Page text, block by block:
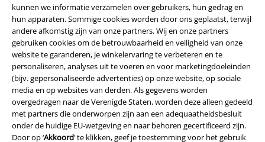
kunnen we informatie verzamelen over gebruikers, hun gedrag en
hun apparaten. Sommige cookies worden door ons geplaatst, terwijl
andere afkomstig zijn van onze partners. Wij en onze partners
gebruiken cookies om de betrouwbaarheid en veiligheid van onze
website te garanderen, je winkelervaring te verbeteren en te
personaliseren, analyses uit te voeren en voor marketingdoeleinden
(bijv. gepersonaliseerde advertenties) op onze website, op sociale
media en op websites van derden. Als gegevens worden
overgedragen naar de Verenigde Staten, worden deze alleen gedeeld
met partners die onderworpen zijn aan een adequaatheidsbesluit
onder de huidige EU-wetgeving en naar behoren gecertificeerd zijn.
Door op ‘Akkoord’ te klikken, geef je toestemming voor het gebruik
Legal
Algemene Voorwaarden